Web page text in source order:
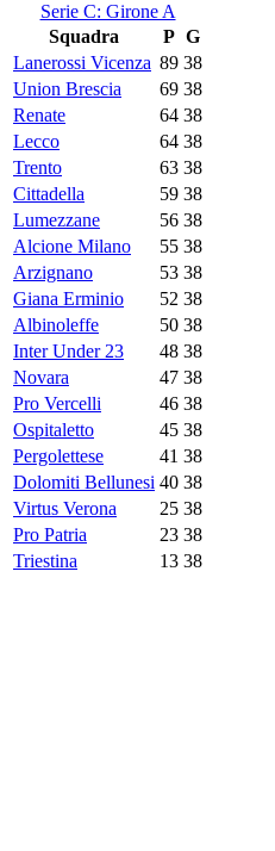
Serie C: Girone A
Squadra
P G
Lanerossi Vicenza 89 38
Union Brescia
69 38
Renate
64 38
Lecco
64 38
Trento
63 38
Cittadella
59 38
Lumezzane
56 38
Alcione Milano
55 38
Arzignano
53 38
Giana Erminio
52 38
Albinoleffe
50 38
Inter Under 23
48 38
Novara
47 38
Pro Vercelli
46 38
Ospitaletto
45 38
Pergolettese
41 38
Dolomiti Bellunesi 40 38
Virtus Verona
25 38
Pro Patria
23 38
Triestina
13 38